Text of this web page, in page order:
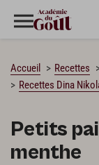
Accueil Recettes
Recettes Dina
Petits
menthe
CHARGEMENT…